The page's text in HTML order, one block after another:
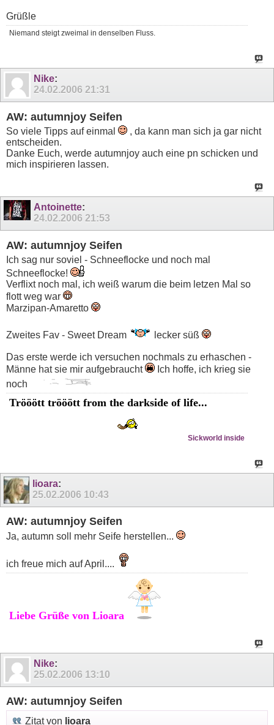
Grüßle
Niemand steigt zweimal in denselben Fluss.
Nike:
24.02.2006 21:31
AW: autumnjoy Seifen
So viele Tipps auf einmal
, da kann man sich ja gar nicht
entscheiden.
Danke Euch, werde autumnjoy auch eine pn schicken und
mich inspirieren lassen.
Antoinette:
24.02.2006 21:53
AW: autumnjoy Seifen
Ich sag nur soviel - Schneeflocke und noch mal
Schneeflocke!
Verflixt noch mal, ich weiß warum die beim letzen Mal so
flott weg war
Marzipan-Amaretto
Zweites Fav - Sweet Dream lecker süß
Das erste werde ich versuchen nochmals zu erhaschen -
Männe hat sie mir aufgebraucht
Ich hoffe, ich krieg sie
noch
Trööött trööött from the darkside of life...
Sickworld inside
lioara:
25.02.2006 10:43
AW: autumnjoy Seifen
Ja, autumn soll mehr Seife herstellen...
ich freue mich auf April....
Liebe Grüße von Lioara
Nike:
25.02.2006 13:10
AW: autumnjoy Seifen
Zitat von lioara